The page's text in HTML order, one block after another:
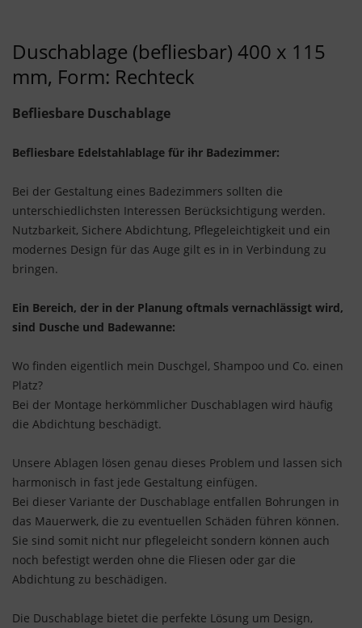
Duschablage (befliesbar) 400 x 115
mm, Form: Rechteck
Befliesbare Duschablage
Befliesbare Edelstahlablage für ihr Badezimmer:
Bei der Gestaltung eines Badezimmers sollten die
unterschiedlichsten Interessen Berücksichtigung werden.
Nutzbarkeit, Sichere Abdichtung, Pflegeleichtigkeit und ein
modernes Design für das Auge gilt es in in Verbindung zu
bringen.
Ein Bereich, der in der Planung oftmals vernachlässigt wird,
sind Dusche und Badewanne:
Wo finden eigentlich mein Duschgel, Shampoo und Co. einen
Platz?
Bei der Montage herkömmlicher Duschablagen wird häufig
die Abdichtung beschädigt.
Unsere Ablagen lösen genau dieses Problem und lassen sich
harmonisch in fast jede Gestaltung einfügen.
Bei dieser Variante der Duschablage entfallen Bohrungen in
das Mauerwerk, die zu eventuellen Schäden führen können.
Sie sind somit nicht nur pflegeleicht sondern können auch
noch befestigt werden ohne die Fliesen oder gar die
Abdichtung zu beschädigen.
Die Duschablage bietet die perfekte Lösung um Design,